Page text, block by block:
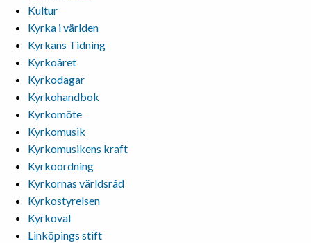
Kultur
Kyrka i världen
Kyrkans Tidning
Kyrkoåret
Kyrkodagar
Kyrkohandbok
Kyrkomöte
Kyrkomusik
Kyrkomusikens kraft
Kyrkoordning
Kyrkornas världsråd
Kyrkostyrelsen
Kyrkoval
Linköpings stift